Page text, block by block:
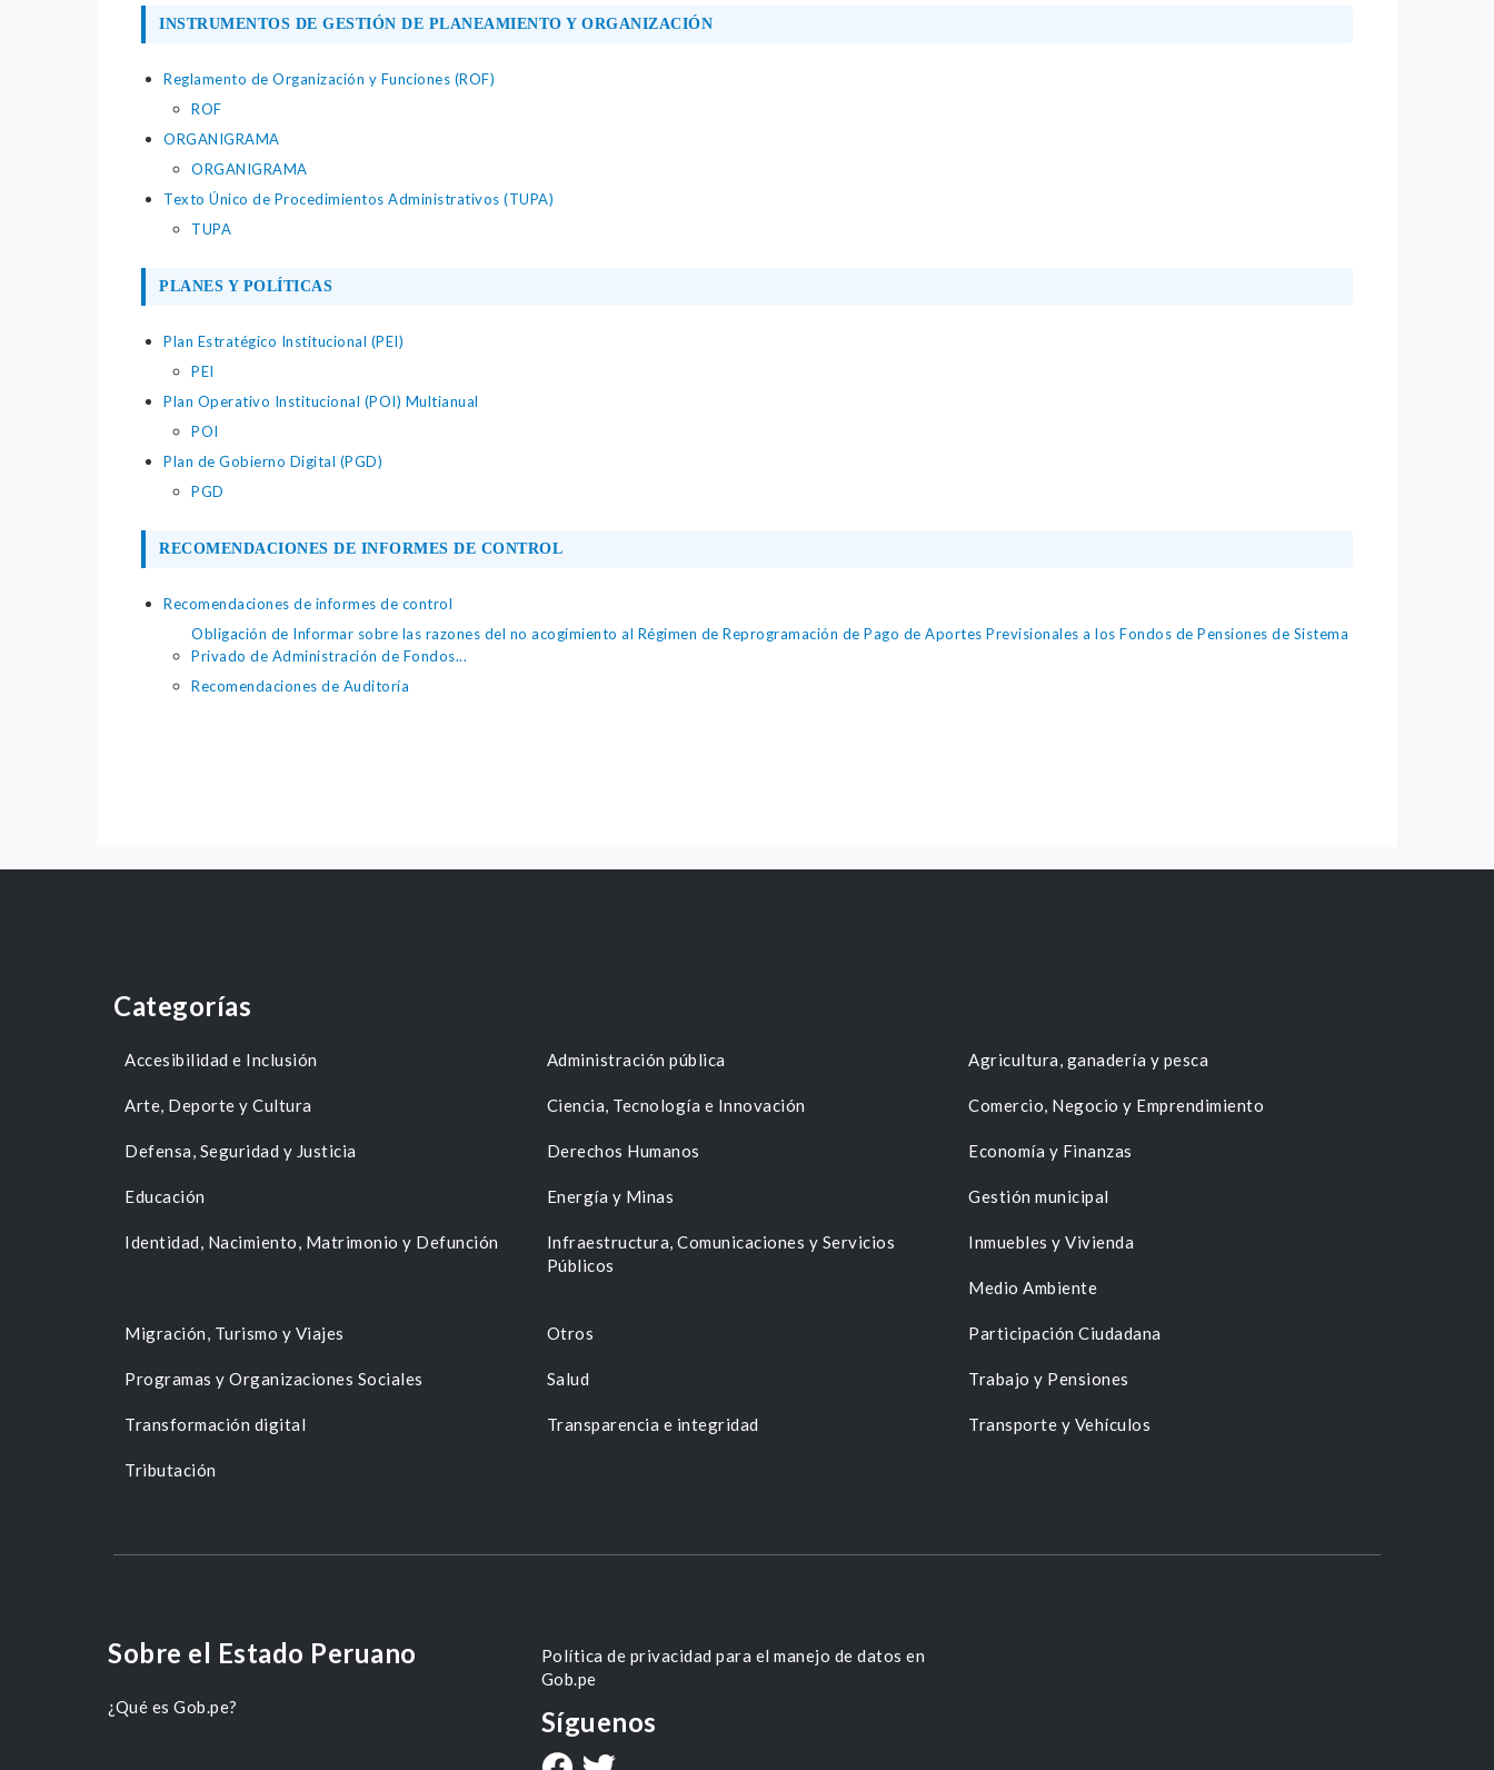
INSTRUMENTOS DE GESTIÓN DE PLANEAMIENTO Y ORGANIZACIÓN
Reglamento de Organización y Funciones (ROF)
ROF
ORGANIGRAMA
ORGANIGRAMA
Texto Único de Procedimientos Administrativos (TUPA)
TUPA
PLANES Y POLÍTICAS
Plan Estratégico Institucional (PEI)
PEI
Plan Operativo Institucional (POI) Multianual
POI
Plan de Gobierno Digital (PGD)
PGD
RECOMENDACIONES DE INFORMES DE CONTROL
Recomendaciones de informes de control
Obligación de Informar sobre las razones del no acogimiento al Régimen de Reprogramación de Pago de Aportes Previsionales a los Fondos de Pensiones de Sistema
Privado de Administración de Fondos...
Recomendaciones de Auditoría
Categorías
Accesibilidad e Inclusión Administración pública Agricultura, ganadería y pesca
Arte, Deporte y Cultura Ciencia, Tecnología e Innovación Comercio, Negocio y Emprendimiento
Defensa, Seguridad y Justicia Derechos Humanos Economía y Finanzas
Educación Energía y Minas Gestión municipal
Identidad, Nacimiento, Matrimonio y Defunción
Infraestructura, Comunicaciones y Servicios
Públicos
Inmuebles y Vivienda
Medio Ambiente
Migración, Turismo y Viajes Otros Participación Ciudadana
Programas y Organizaciones Sociales Salud Trabajo y Pensiones
Transformación digital Transparencia e integridad Transporte y Vehículos
Tributación
Sobre el Estado Peruano
¿Qué es Gob.pe?
Política de privacidad para el manejo de datos en
Gob.pe
Síguenos